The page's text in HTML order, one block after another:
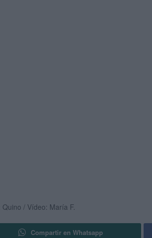
Quino / Vídeo: María F.
Compartir en Whatsapp